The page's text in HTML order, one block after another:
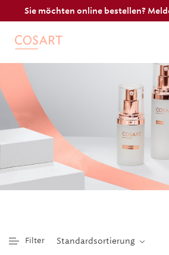
Sie möchten online bestellen?
Standardsortierung
Filter